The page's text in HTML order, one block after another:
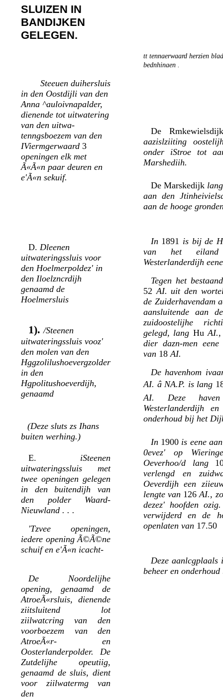
SLUIZEN IN
BANDIJKEN
GELEGEN.
Steeuen duihersluis
in den Oostdijli van den
Anna ^auloivnapalder,
dienende tot uitwatering
van den uitwa-
tenngsboezem van den
IViermgerwaard 3
openingen elk met
Ã«Ã«n paar deuren en
e'Ã«n sekuif.
D. Dleenen
uitwateringssluis voor
den Hoelmerpoldez' in
den Iloelzncrdijh
genaamd de
Hoelmersluis
1)./Steenen
uitwateringssluis vooz'
den molen van den
Hggzolilushoevergzolder
in den
Hgpolitushoeverdijh,
genaamd
(Deze sluts zs Ihans
buiten werhing.)
E. iSteenen
uitwateringssluis met
twee openingen gelegen
in den buitendijh van
den polder Waard-
Nieuwland . . .
'Tzvee openingen,
iedere opening Ã©Ã©ne
schuif en e'Ã«n icacht-
De Noordelijhe
opening, genaamd de
AtroeÃ«rsluis, dienende
ziitsluitend lot
ziilwatcring van den
voorboezem van den
AtroeÃ«r- en
Oosterlanderpolder. De
Zutdelijhe opeutiig,
genaamd de sluis, dient
voor ziilwatermg van
den
tt tennaerwaard herzien
bednhinaen .
De
aazislziiting
onder iStroe tot
Marshediih.
De Marskedijk lang
aan den
aan de hooge
In 1891 is bij de
van het eiland
Westerlanderdijh
Tegen het
52AI. uit den
de Zuiderhavendam
aansluitende aan
zuidoostelijhe
gelegd, lang HuAI.,
dier dazn-men
van 18AI.
De havenhom
AI. â NA.P. is lang
AI. Deze
Westerlanderdijh
onderhoud bij het
In 1900 is eene
0evez' op
Oeverhoo/d lang
verlengd en
Oeverdijh een
lengte van 126AI.,
dezez' hoofden
verwijderd en de
openlaten van 17.50
Deze
beheer en